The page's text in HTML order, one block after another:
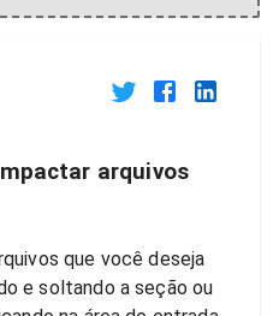
arquivos
que você deseja
e soltando a seção ou